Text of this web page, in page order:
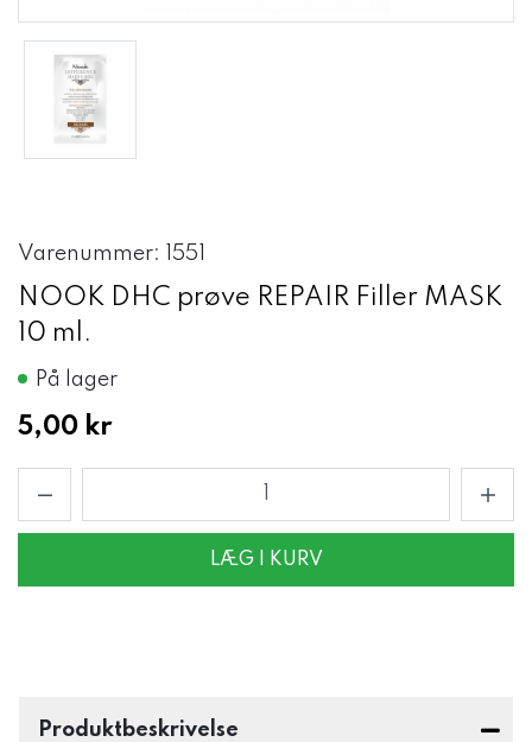
Varenummer: 1551
NOOK DHC prøve REPAIR Filler MASK
10 ml.
På lager
5,00 kr
LÆG I KURV
Produktbeskrivelse